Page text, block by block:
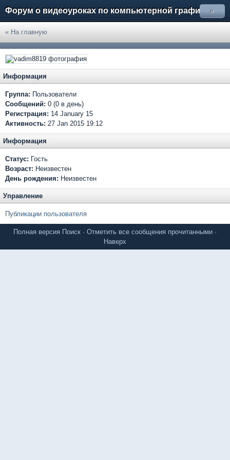
Форум о видеоуроках по компьютерной графике »
« На главную
Информация
Группа: Пользователи
Сообщений: 0 (0 в день)
Регистрация: 14 January 15
Активность: 27 Jan 2015 19:12
Информация
Статус: Гость
Возраст: Неизвестен
День рождения: Неизвестен
Управление
Публикации пользователя
Полная версия Поиск · Отметить все сообщения прочитанными ·
Наверх